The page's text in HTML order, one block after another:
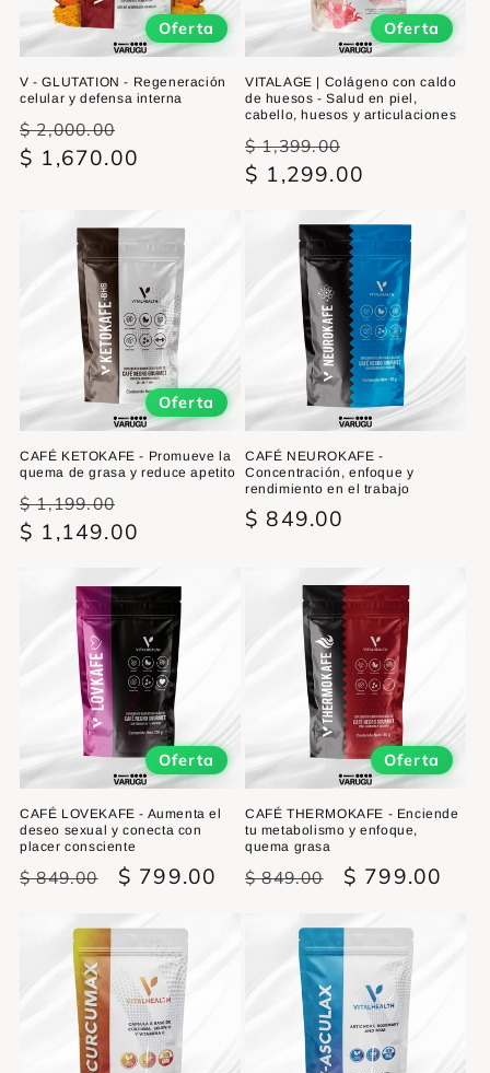
Oferta
V - GLUTATION - Regeneración
celular y defensa interna
Precio
habitual
$ 2,000.00
de
$ 1,670.00
Oferta
VITALAGE | Colágeno con caldo
de huesos - Salud en piel,
cabello, huesos y articulaciones
Precio
habitual
$ 1,399.00
de
$ 1,299.00
Oferta
CAFÉ KETOKAFE - Promueve la
quema de grasa y reduce apetito
Precio
habitual
$ 1,199.00
de
$ 1,149.00
CAFÉ NEUROKAFE -
Concentración, enfoque y
rendimiento en el trabajo
Precio
$ 849.00
Oferta
CAFÉ LOVEKAFE - Aumenta el
deseo sexual y conecta con
placer consciente
Precio
$ 849.00
Precio
oferta
$ 799.00
Oferta
CAFÉ THERMOKAFE - Enciende
tu metabolismo y enfoque,
quema grasa
Precio
$ 849.00
Precio
oferta
$ 799.00